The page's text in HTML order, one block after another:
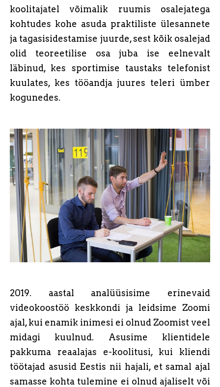
koolitajatel võimalik ruumis osalejatega
kohtudes kohe asuda praktiliste ülesannete
ja tagasisidestamise juurde, sest kõik osalejad
olid teoreetilise osa juba ise eelnevalt
läbinud, kes sportimise taustaks telefonist
kuulates, kes tööandja juures teleri ümber
kogunedes.
2019. aastal analüüsisime erinevaid
videokoostöö keskkondi ja leidsime Zoomi
ajal, kui enamik inimesi ei olnud Zoomist veel
midagi kuulnud. Asusime klientidele
pakkuma reaalajas e-koolitusi, kui kliendi
töötajad asusid Eestis nii hajali, et samal ajal
samasse kohta tulemine ei olnud ajaliselt või